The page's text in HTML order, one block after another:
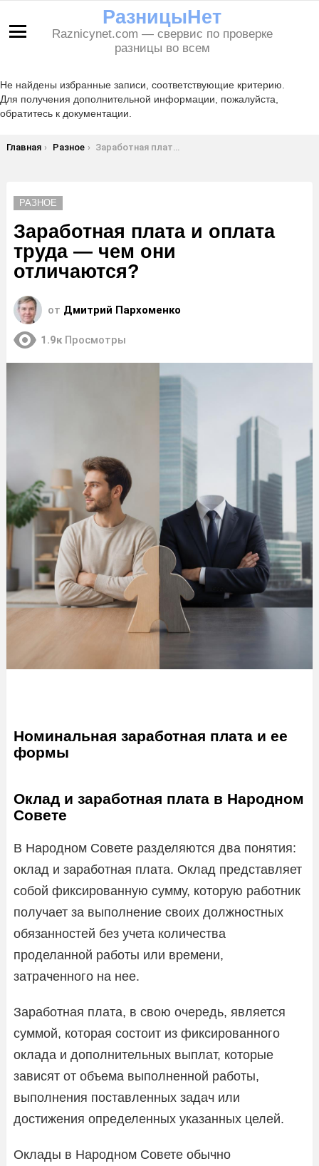
РазницыНет
Raznicynet.com — свервис по проверке
разницы во всем
Не найдены избранные записи, соответствующие критерию.
Для получения дополнительной информации, пожалуйста,
обратитесь к документации.
Вы здесь:
Главная Разное Заработная плата и оплата труда — чем они отличаются?
РАЗНОЕ
Заработная плата и оплата
труда — чем они
отличаются?
от Дмитрий Пархоменко
1.9к Просмотры
Номинальная заработная плата и ее
формы
Оклад и заработная плата в Народном
Совете
В Народном Совете разделяются два понятия:
оклад и заработная плата. Оклад представляет
собой фиксированную сумму, которую работник
получает за выполнение своих должностных
обязанностей без учета количества
проделанной работы или времени,
затраченного на нее.
Заработная плата, в свою очередь, является
суммой, которая состоит из фиксированного
оклада и дополнительных выплат, которые
зависят от объема выполненной работы,
выполнения поставленных задач или
достижения определенных указанных целей.
Оклады в Народном Совете обычно